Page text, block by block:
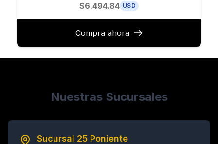
$6,494.84 USD
Compra ahora
Nuestras Sucursales
Sucursal 25 Poniente